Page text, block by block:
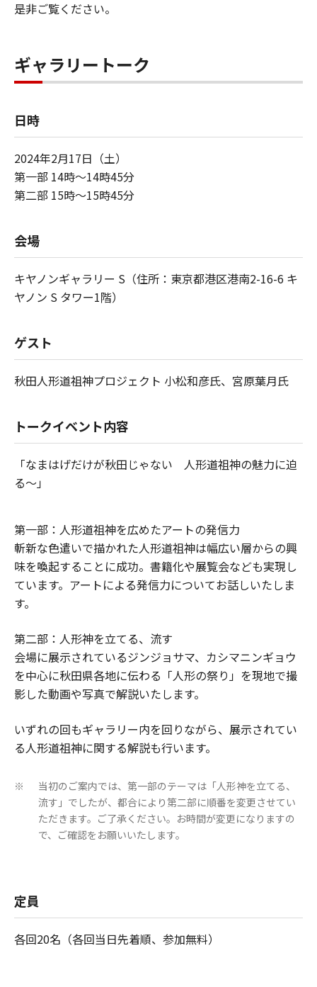
是非ご覧ください。
ギャラリートーク
日時
2024年2月17日（土）
第一部 14時～14時45分
第二部 15時～15時45分
会場
キヤノンギャラリー S（住所：東京都港区港南2-16-6 キ
ヤノン S タワー1階）
ゲスト
秋田人形道祖神プロジェクト 小松和彦氏、宮原葉月氏
トークイベント内容
「なまはげだけが秋田じゃない 人形道祖神の魅力に迫
る～」
第一部：人形道祖神を広めたアートの発信力
斬新な色遣いで描かれた人形道祖神は幅広い層からの興
味を喚起することに成功。書籍化や展覧会なども実現し
ています。アートによる発信力についてお話しいたしま
す。
第二部：人形神を立てる、流す
会場に展示されているジンジョサマ、カシマニンギョウ
を中心に秋田県各地に伝わる「人形の祭り」を現地で撮
影した動画や写真で解説いたします。
いずれの回もギャラリー内を回りながら、展示されてい
る人形道祖神に関する解説も行います。
※
当初のご案内では、第一部のテーマは「人形神を立てる、
流す」でしたが、都合により第二部に順番を変更させてい
ただきます。ご了承ください。お時間が変更になりますの
で、ご確認をお願いいたします。
定員
各回20名（各回当日先着順、参加無料）